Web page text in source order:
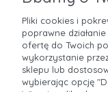
Pliki cookies i
poprawne
ofertę do Twoich
wykorzystanie
sklepu lub
wybierając opcję